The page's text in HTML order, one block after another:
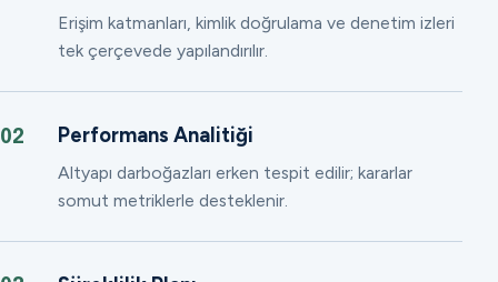
Erişim katmanları, kimlik doğrulama ve denetim izleri
tek çerçevede yapılandırılır.
02 Performans Analitiği
Altyapı darboğazları erken tespit edilir; kararlar
somut metriklerle desteklenir.